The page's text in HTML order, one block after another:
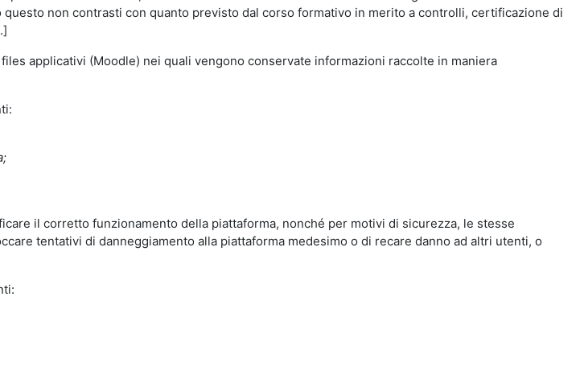
non contrasti con quanto previsto dal corso formativo in merito a controlli, certificazione di
applicativi (Moodle) nei quali vengono conservate informazioni raccolte in maniera
il corretto funzionamento della piattaforma, nonché per motivi di sicurezza, le stesse
tentativi di danneggiamento alla piattaforma medesimo o di recare danno ad altri utenti, o